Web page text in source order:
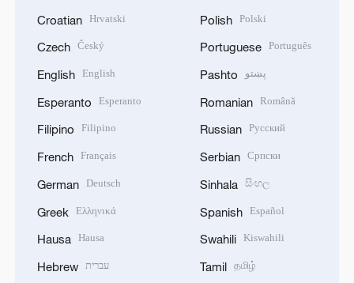
Croatian Hrvatski
Czech Český
English English
Esperanto Esperanto
Filipino Filipino
French Français
German Deutsch
Greek Ελληνικά
Hausa Hausa
Hebrew עברית
Polish Polski
Portuguese Português
Pashto پښتو
Romanian Română
Russian Русский
Serbian Српски
Sinhala සිංහල
Spanish Español
Swahili Kiswahili
Tamil தமிழ்